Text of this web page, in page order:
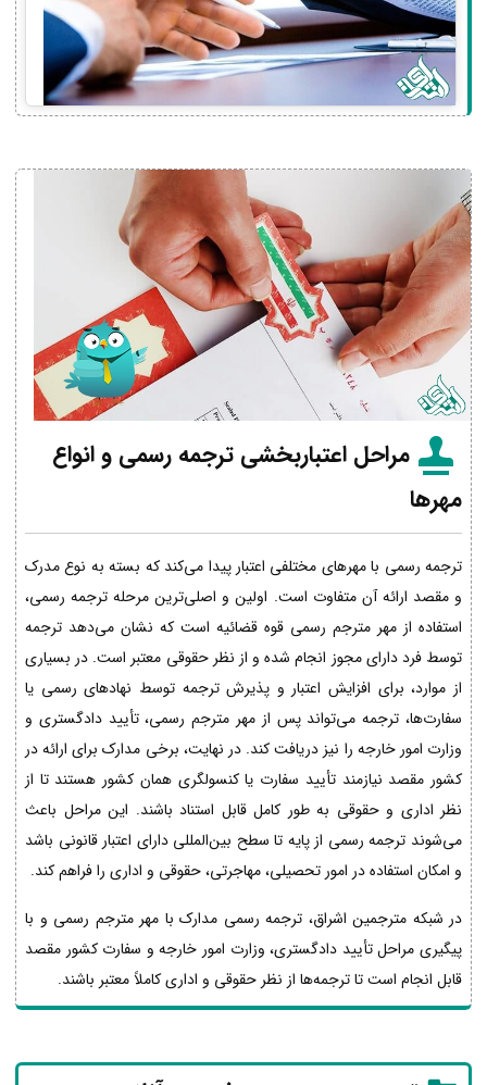
مراحل اعتباربخشی ترجمه رسمی و انواع
مهرها
ترجمه رسمی با مهرهای مختلفی اعتبار پیدا می‌کند که بسته به نوع مدرک
و مقصد ارائه آن متفاوت است. اولین و اصلی‌ترین مرحله ترجمه رسمی،
استفاده از مهر مترجم رسمی قوه قضائیه است که نشان می‌دهد ترجمه
توسط فرد دارای مجوز انجام شده و از نظر حقوقی معتبر است. در بسیاری
از موارد، برای افزایش اعتبار و پذیرش ترجمه توسط نهادهای رسمی یا
سفارت‌ها، ترجمه می‌تواند پس از مهر مترجم رسمی، تأیید دادگستری و
وزارت امور خارجه را نیز دریافت کند. در نهایت، برخی مدارک برای ارائه در
کشور مقصد نیازمند تأیید سفارت یا کنسولگری همان کشور هستند تا از
نظر اداری و حقوقی به طور کامل قابل استناد باشند. این مراحل باعث
می‌شوند ترجمه رسمی از پایه تا سطح بین‌المللی دارای اعتبار قانونی باشد
و امکان استفاده در امور تحصیلی، مهاجرتی، حقوقی و اداری را فراهم کند.
در شبکه مترجمین اشراق، ترجمه رسمی مدارک با مهر مترجم رسمی و با
پیگیری مراحل تأیید دادگستری، وزارت امور خارجه و سفارت کشور مقصد
قابل انجام است تا ترجمه‌ها از نظر حقوقی و اداری کاملاً معتبر باشند.